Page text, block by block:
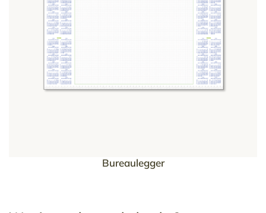
Bureaulegger